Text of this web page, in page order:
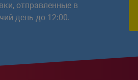
отправленные в
день до 12:00.